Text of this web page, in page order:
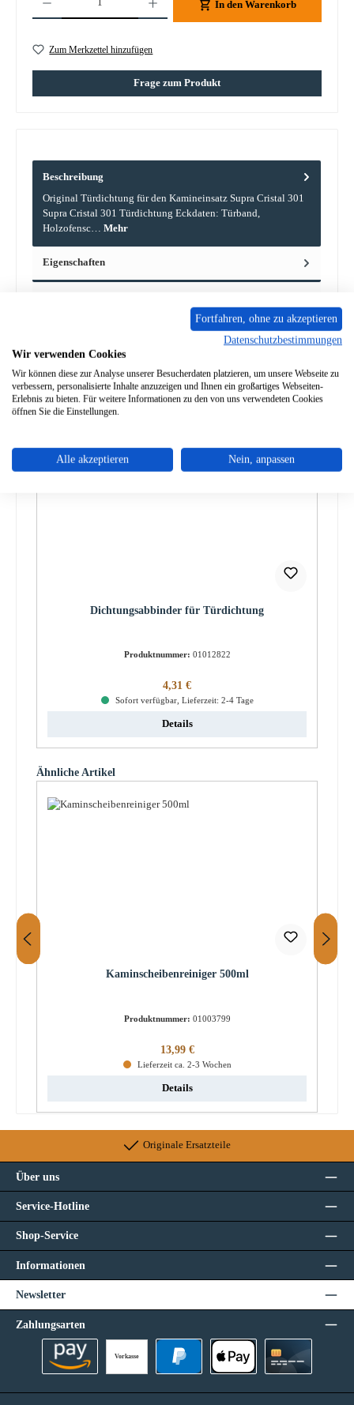
In den Warenkorb
Zum Merkzettel hinzufügen
Frage zum Produkt
Beschreibung
Original Türdichtung für den Kamineinsatz Supra Cristal 301
Supra Cristal 301 Türdichtung Eckdaten: Türband,
Holzofensc… Mehr
Eigenschaften
Produktgalerie überspringen
Zubehör
Dichtungsabbinder für Türdichtung
Produktnummer: 01012822
Regulärer Preis:
4,31 €
Sofort verfügbar, Lieferzeit: 2-4 Tage
Details
Produktgalerie überspringen
Ähnliche Artikel
Kaminscheibenreiniger 500ml
Produktnummer: 01003799
Regulärer Preis:
13,99 €
Lieferzeit ca. 2-3 Wochen
Details
Originale Ersatzteile
Über uns
Service-Hotline
Shop-Service
Informationen
Newsletter
Zahlungsarten
Vorkasse
Fortfahren, ohne zu akzeptieren
Datenschutzbestimmungen
Wir verwenden Cookies
Wir können diese zur Analyse unserer Besucherdaten platzieren, um unsere Webseite zu
verbessern, personalisierte Inhalte anzuzeigen und Ihnen ein großartiges Webseiten-
Erlebnis zu bieten. Für weitere Informationen zu den von uns verwendeten Cookies
öffnen Sie die Einstellungen.
Alle akzeptieren Nein, anpassen